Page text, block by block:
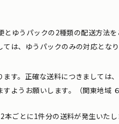
とゆうパックの2種類の配送方法
ては、ゆうパックのみの対応とな
ます。正確な送料につきましては
ようお願いします。（関東地域 ６
本ごとに1件分の送料が発生いたし